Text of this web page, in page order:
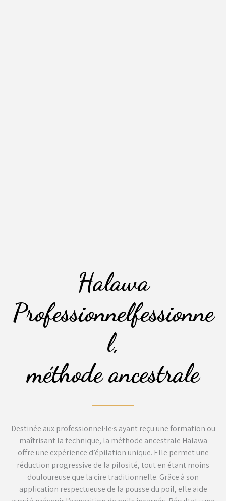
Halawa
Professionnelfessionne
l,
méthode ancestrale
Destinée aux professionnel·le·s ayant reçu une formation ou
maîtrisant la technique, la méthode ancestrale Halawa
offre une expérience d’épilation unique. Elle permet une
réduction progressive de la pilosité, tout en étant moins
douloureuse que la cire traditionnelle. Grâce à son
application respectueuse de la pousse du poil, elle aide